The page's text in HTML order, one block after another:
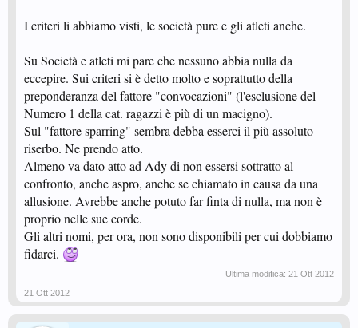
I criteri li abbiamo visti, le società pure e gli atleti anche.
Su Società e atleti mi pare che nessuno abbia nulla da
eccepire. Sui criteri si è detto molto e soprattutto della
preponderanza del fattore "convocazioni" (l'esclusione del
Numero 1 della cat. ragazzi è più di un macigno).
Sul "fattore sparring" sembra debba esserci il più assoluto
riserbo. Ne prendo atto.
Almeno va dato atto ad Ady di non essersi sottratto al
confronto, anche aspro, anche se chiamato in causa da una
allusione. Avrebbe anche potuto far finta di nulla, ma non è
proprio nelle sue corde.
Gli altri nomi, per ora, non sono disponibili per cui dobbiamo
fidarci.
Ultima modifica: 21 Ott 2012
21 Ott 2012